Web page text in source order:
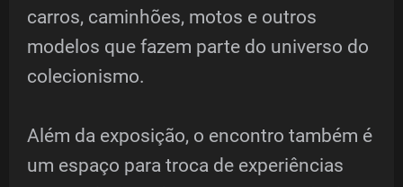
carros, caminhões, motos e outros
modelos que fazem parte do universo do
colecionismo.
Além da exposição, o encontro também é
um espaço para troca de experiências